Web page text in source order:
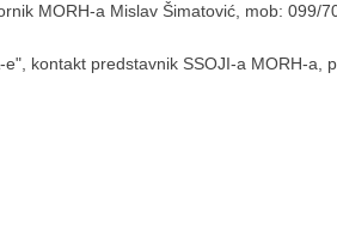
MORH-a Mislav Šimatović, mob: 099/
kontakt predstavnik SSOJI-a MORH-a,